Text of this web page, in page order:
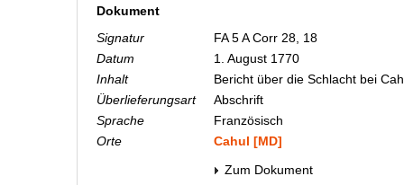
Dokument
Signatur
FA 5 A Corr 28, 18
Datum
1. August 1770
Inhalt
Bericht über die Schlacht bei
Überlieferungsart
Abschrift
Sprache
Französisch
Orte
Cahul [MD]
Zum Dokument